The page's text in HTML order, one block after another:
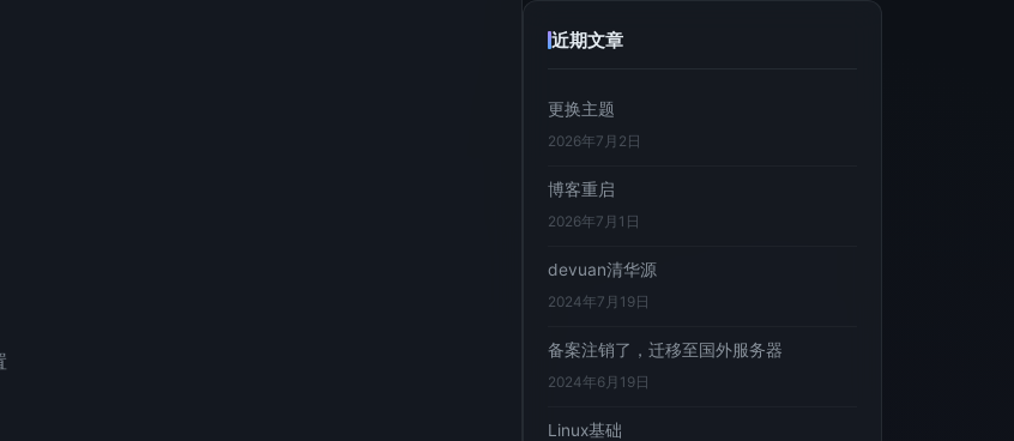
近期文章
更换主题
2026年7月2日
博客重启
2026年7月1日
devuan清华源
2024年7月19日
备案注销了，迁移至国外服务器
2024年6月19日
Linux基础